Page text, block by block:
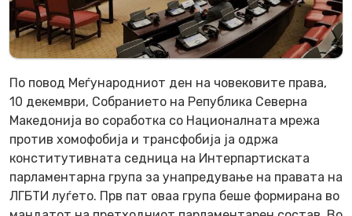
По повод Меѓународниот ден на човековите права,
10 декември, Собранието на Република Северна
Македонија во соработка со Националната мрежа
против хомофобија и трансфобија ја одржа
конститутивната седница на Интерпартиската
парламентарна група за унапредување на правата на
ЛГБТИ луѓето. Прв пат оваа група беше формирана во